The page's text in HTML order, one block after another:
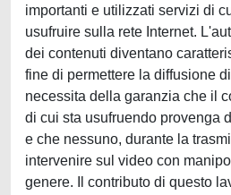
importanti e utilizzati servizi di
usufruire sulla rete Internet.
dei contenuti diventano
fine di permettere la diffusione
necessita della garanzia che il
di cui sta usufruendo provenga
e che nessuno, durante la
intervenire sul video con
genere. Il contributo di questo